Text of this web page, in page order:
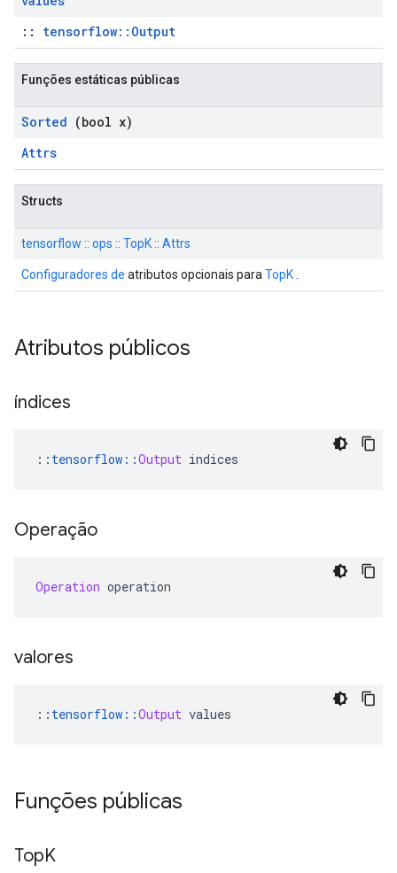
:: tensorflow::Output
Funções estáticas públicas
Sorted (bool x)
Attrs
Structs
tensorflow :: ops :: TopK :: Attrs
Configuradores de atributos opcionais para TopK
Atributos públicos
índices
:: tensorflow ::Output indices
Operação
Operation operation
valores
:: tensorflow ::Output values
Funções públicas
TopK